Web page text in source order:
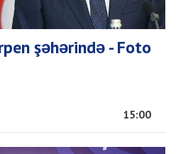
şəhərində - Foto
15:00